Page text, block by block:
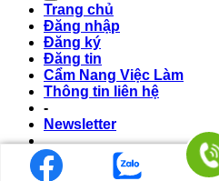
Trang chủ
Đăng nhập
Đăng ký
Đăng tin
Cẩm Nang Việc Làm
Thông tin liên hệ
-
Newsletter
Login/Logout